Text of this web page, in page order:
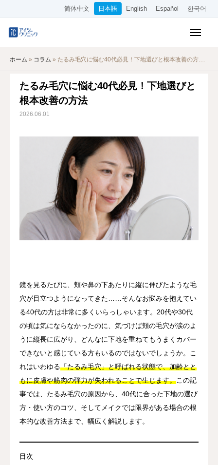
简体中文 日本語 English Español 한국어
ホーム » コラム » たるみ毛穴に悩む40代必見！下地選びと根本改善の方法
たるみ毛穴に悩む40代必見！下地選びと
根本改善の方法
2026.06.01
鏡を見るたびに、頬や鼻の下あたりに縦に伸びたような毛
穴が目立つようになってきた……そんなお悩みを抱えてい
る40代の方は非常に多くいらっしゃいます。20代や30代
の頃は気にならなかったのに、気づけば頬の毛穴が涙のよ
うに縦長に広がり、どんなに下地を重ねてもうまくカバー
できないと感じている方もいるのではないでしょうか。こ
れはいわゆる「たるみ毛穴」と呼ばれる状態で、加齢とと
もに皮膚や筋肉の弾力が失われることで生じます。この記
事では、たるみ毛穴の原因から、40代に合った下地の選び
方・使い方のコツ、そしてメイクでは限界がある場合の根
本的な改善方法まで、幅広く解説します。
目次
料金表
オンライン診療
当院について
採用情報
简体中文 日本語 English Español 한국어